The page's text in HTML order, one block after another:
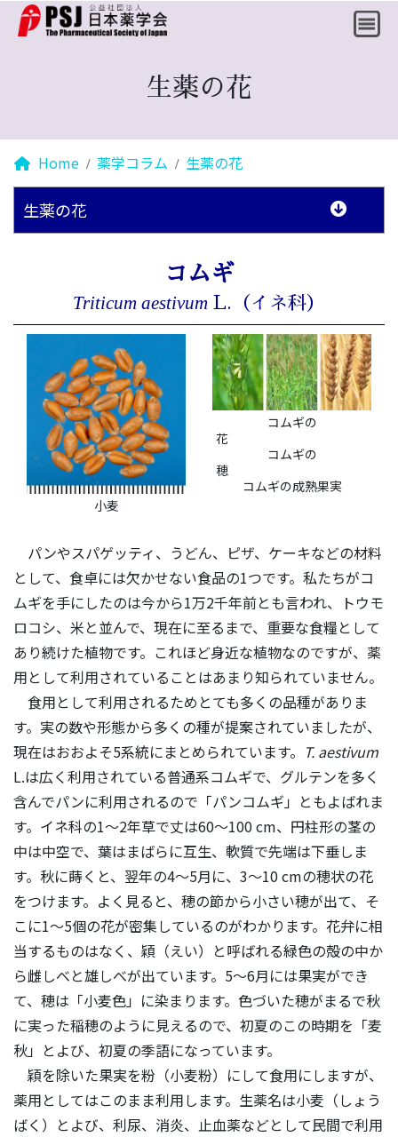
生薬の花
Home 薬学コラム 生薬の花
生薬の花
コムギ
Triticum aestivum L.（イネ科）
小麦
コムギの
コムギの
コムギの成熟果実
パンやスパゲッティ、うどん、ピザ、ケーキなどの材料
として、食卓には欠かせない食品の1つです。私たちがコ
ムギを手にしたのは今から1万2千年前とも言われ、トウモ
ロコシ、米と並んで、現在に至るまで、重要な食糧として
あり続けた植物です。これほど身近な植物なのですが、薬
用として利用されていることはあまり知られていません。
食用として利用されるためとても多くの品種がありま
す。実の数や形態から多くの種が提案されていましたが、
現在はおおよそ5系統にまとめられています。 T. aestivum
L.は広く利用されている普通系コムギで、グルテンを多く
含んでパンに利用されるので「パンコムギ」ともよばれま
す。イネ科の1～2年草で丈は60～100 cm、円柱形の茎の
中は中空で、葉はまばらに互生、軟質で先端は下垂しま
す。秋に蒔くと、翌年の4～5月に、3～10 cmの穂状の花
をつけます。よく見ると、穂の節から小さい穂が出て、そ
こに1～5個の花が密集しているのがわかります。花弁に相
当するものはなく、穎（えい）と呼ばれる緑色の殻の中か
ら雌しべと雄しべが出ています。5～6月には果実ができ
て、穂は「小麦色」に染まります。色づいた穂がまるで秋
に実った稲穂のように見えるので、初夏のこの時期を「麦
秋」とよび、初夏の季語になっています。
穎を除いた果実を粉（小麦粉）にして食用にしますが、
薬用としてはこのまま利用します。生薬名は小麦（しょう
ばく）とよび、利尿、消炎、止血薬などとして民間で利用